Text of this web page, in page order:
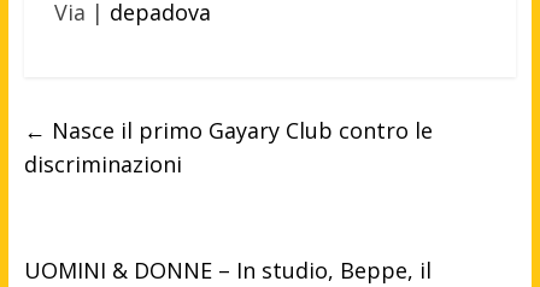
Via | depadova
← Nasce il primo Gayary Club contro le
discriminazioni
UOMINI & DONNE – In studio, Beppe, il